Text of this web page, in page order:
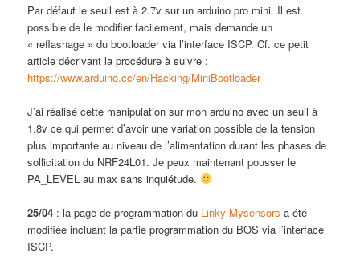
Par défaut le seuil est à 2.7v sur un arduino pro mini. Il est
possible de le modifier facilement, mais demande un
« reflashage » du bootloader via l’interface ISCP. Cf. ce petit
article décrivant la procédure à suivre :
https://www.arduino.cc/en/Hacking/MiniBootloader
J’ai réalisé cette manipulation sur mon arduino avec un seuil à
1.8v ce qui permet d’avoir une variation possible de la tension
plus importante au niveau de l’alimentation durant les phases de
sollicitation du NRF24L01. Je peux maintenant pousser le
PA_LEVEL au max sans inquiétude.
25/04 : la page de programmation du Linky Mysensors a été
modifiée incluant la partie programmation du BOS via l’interface
ISCP.